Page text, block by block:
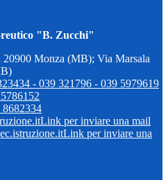
"B. Zucchi"
20900 Monza (MB); Via Marsala
- 039 321796 - 039 5979619
Link per inviare una mail
Link per inviare una